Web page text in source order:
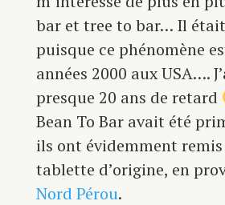
bar et tree to bar… Il
puisque ce phénomène
années 2000 aux USA….
presque 20 ans de retard
Bean To Bar avait été
ils ont évidemment remis
tablette d’origine, en
Nord Pérou.